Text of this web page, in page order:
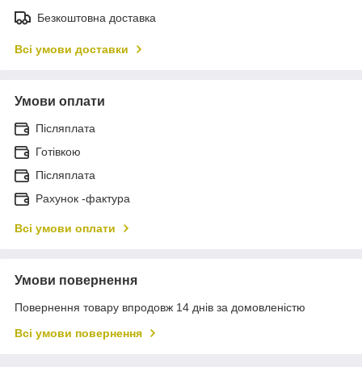
Безкоштовна доставка
Всі умови доставки
Умови оплати
Післяплата
Готівкою
Післяплата
Рахунок -фактура
Всі умови оплати
Умови повернення
Повернення товару впродовж 14 днів за домовленістю
Всі умови повернення